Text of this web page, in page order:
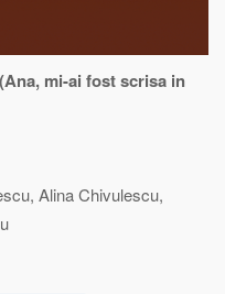
mi-ai fost scrisa in
, Alina Chivulescu,